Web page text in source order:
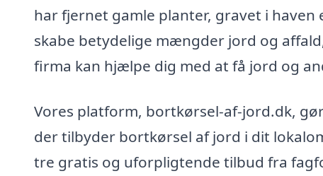
har fjernet gamle planter, gravet i
skabe betydelige mængder jord og
firma kan hjælpe dig med at få jord og
Vores platform, bortkørsel-af-jord.dk,
der tilbyder bortkørsel af jord i dit
tre gratis og uforpligtende tilbud fra